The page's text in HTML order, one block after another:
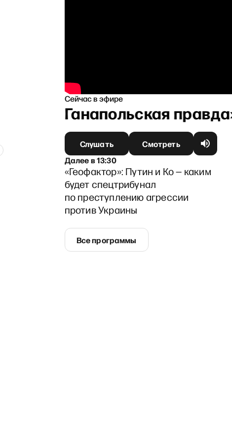
Сейчас в эфире
«Ганапольская правда»
Слушать
Смотреть
Далеев13:30
«Геофактор»: Путин и Ко — каким
будет спецтрибунал
по преступлению агрессии
против Украины
Все программы